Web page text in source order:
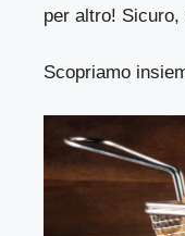
per altro!
Scopriamo